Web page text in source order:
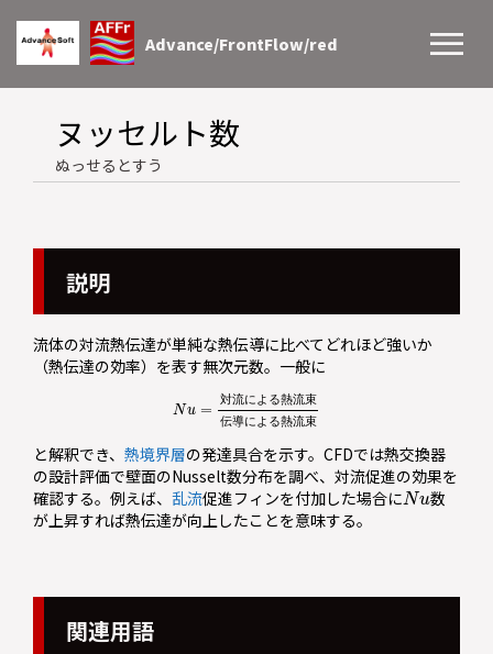
Advance/FrontFlow/red
ヌッセルト数
ぬっせるとすう
説明
流体の対流熱伝達が単純な熱伝導に比べてどれほど強いか
（熱伝達の効率）を表す無次元数。一般に
伝 導に よ る 熱流束
対流による熱流束 伝導による熱流束
と解釈でき、 熱境界層の発達具合を示す。CFDでは熱交換器
の設計評価で壁面のNusselt数分布を調べ、対流促進の効果を
確認する。例えば、 乱流促進フィンを付加した場合に
Nu
数
が上昇すれば熱伝達が向上したことを意味する。
関連用語